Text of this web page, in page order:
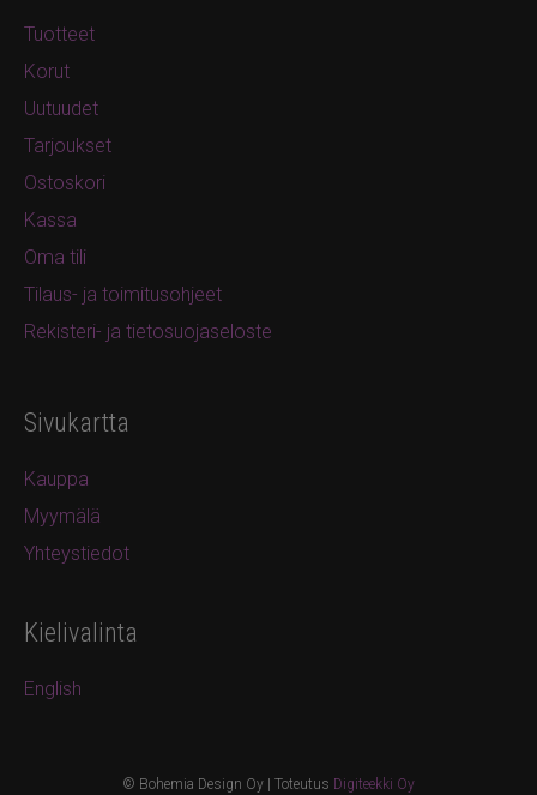
Tuotteet
Korut
Uutuudet
Tarjoukset
Ostoskori
Kassa
Oma tili
Tilaus- ja toimitusohjeet
Rekisteri- ja tietosuojaseloste
Sivukartta
Kauppa
Myymälä
Yhteystiedot
Kielivalinta
English
© Bohemia Design Oy | Toteutus Digiteekki Oy